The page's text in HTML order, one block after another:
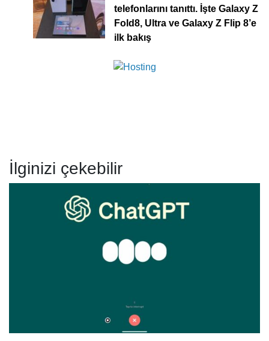
telefonlarını tanıttı. İşte Galaxy Z
Fold8, Ultra ve Galaxy Z Flip 8’e
ilk bakış
İlginizi çekebilir